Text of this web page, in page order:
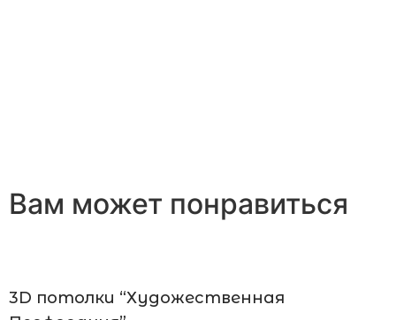
Вам может понравиться
3D потолки “Художественная